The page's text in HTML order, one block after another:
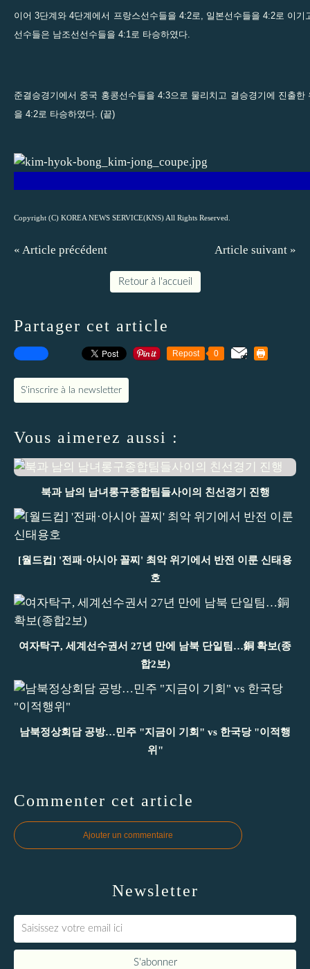
이어 3단계와 4단계에서 프랑스선수들을 4:2로, 일본선수들을 4:2로 이
선수들은 남조선선수들을 4:1로 타승하였다.
준결승경기에서 중국 홍콩선수들을 4:3으로 물리치고 결승경기에 진출한
을 4:2로 타승하였다. (끝)
Copyright (C) KOREA NEWS SERVICE(KNS) All Rights Reserved.
« Article précédent Article suivant »
Retour à l'accueil
Partager cet article
Repost 0
S'inscrire à la newsletter
Vous aimerez aussi :
북과 남의 남녀롱구종합팀들사이의 친선경기 진행
[월드컵] '전패·아시아 꼴찌' 최악 위기에서 반전 이룬 신태용
호
여자탁구, 세계선수권서 27년 만에 남북 단일팀…銅 확보(종
합2보)
남북정상회담 공방…민주 "지금이 기회" vs 한국당 "이적행
위"
Commenter cet article
Ajouter un commentaire
Newsletter